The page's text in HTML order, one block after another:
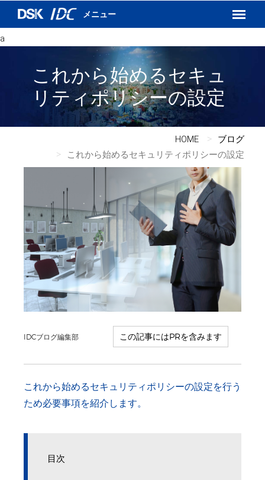
インターネットVPN
運用保守サービス
DSKあんしんネット
a
これから始めるセキュ
リティポリシーの設定
HOME
ブログ
これから始めるセキュリティポリシーの設定
IDCブログ編集部
これから始めるセキュリティポリシーの設定を行う
ため必要事項を紹介します。
目次